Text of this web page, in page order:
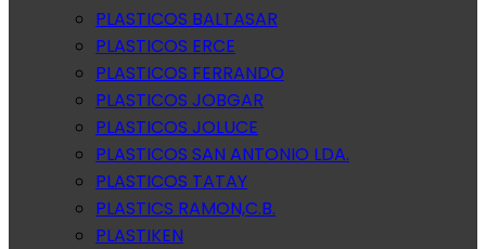
PLASTICOS BALTASAR
PLASTICOS ERCE
PLASTICOS FERRANDO
PLASTICOS JOBGAR
PLASTICOS JOLUCE
PLASTICOS SAN ANTONIO LDA.
PLASTICOS TATAY
PLASTICS RAMON,C.B.
PLASTIKEN